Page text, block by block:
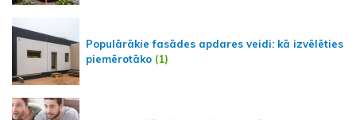
Populārākie fasādes apdares veidi: kā izvēlēties
piemērotāko (1)